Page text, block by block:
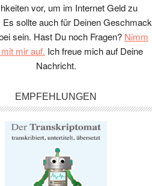
vor, um im Internet Geld zu
Es sollte auch für Deinen Geschmack
sein. Hast Du noch Fragen? Nimm
mir auf. Ich freue mich auf Deine
Nachricht.
EMPFEHLUNGEN